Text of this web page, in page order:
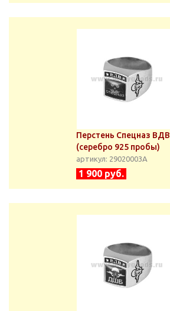
Перстень Спецназ ВДВ
(серебро 925 пробы)
артикул: 29020003А
1 900 руб.